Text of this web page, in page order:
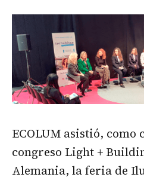
ECOLUM asistió, como
congreso Light +
Alemania, la feria de